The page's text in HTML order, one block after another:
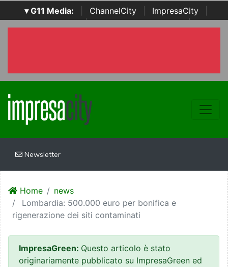
▾ G11 Media: ChannelCity ImpresaCity
SecurityOpenLab | Italian Channel Awards | Italian
Newsletter
Home
news
Lombardia: 500.000 euro per bonifica e
rigenerazione dei siti contaminati
ImpresaGreen: Questo articolo è stato
originariamente pubblicato su ImpresaGreen ed